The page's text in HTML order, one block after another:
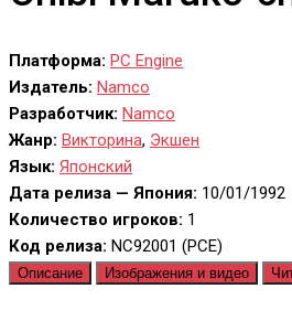
Платформа: PC Engine
Издатель: Namco
Разработчик: Namco
Жанр: Викторина, Экшен
Язык: Японский
Дата релиза — Япония: 10/01/1992
Количество игроков: 1
Код релиза: NC92001 (PCE)
Описание Изображения и видео